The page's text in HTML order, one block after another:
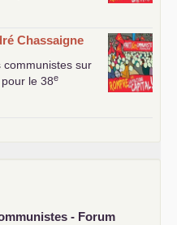
Chassaigne
communistes sur
le 38e
- Forum